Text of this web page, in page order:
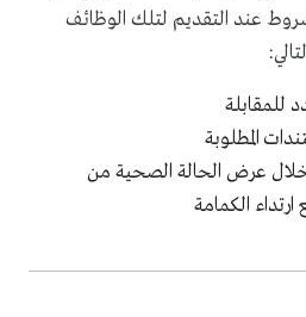
عند التقديم لتلك الوظائف
للمقابلة
المطلوبة
عرض الحالة الصحية من
الكمامة